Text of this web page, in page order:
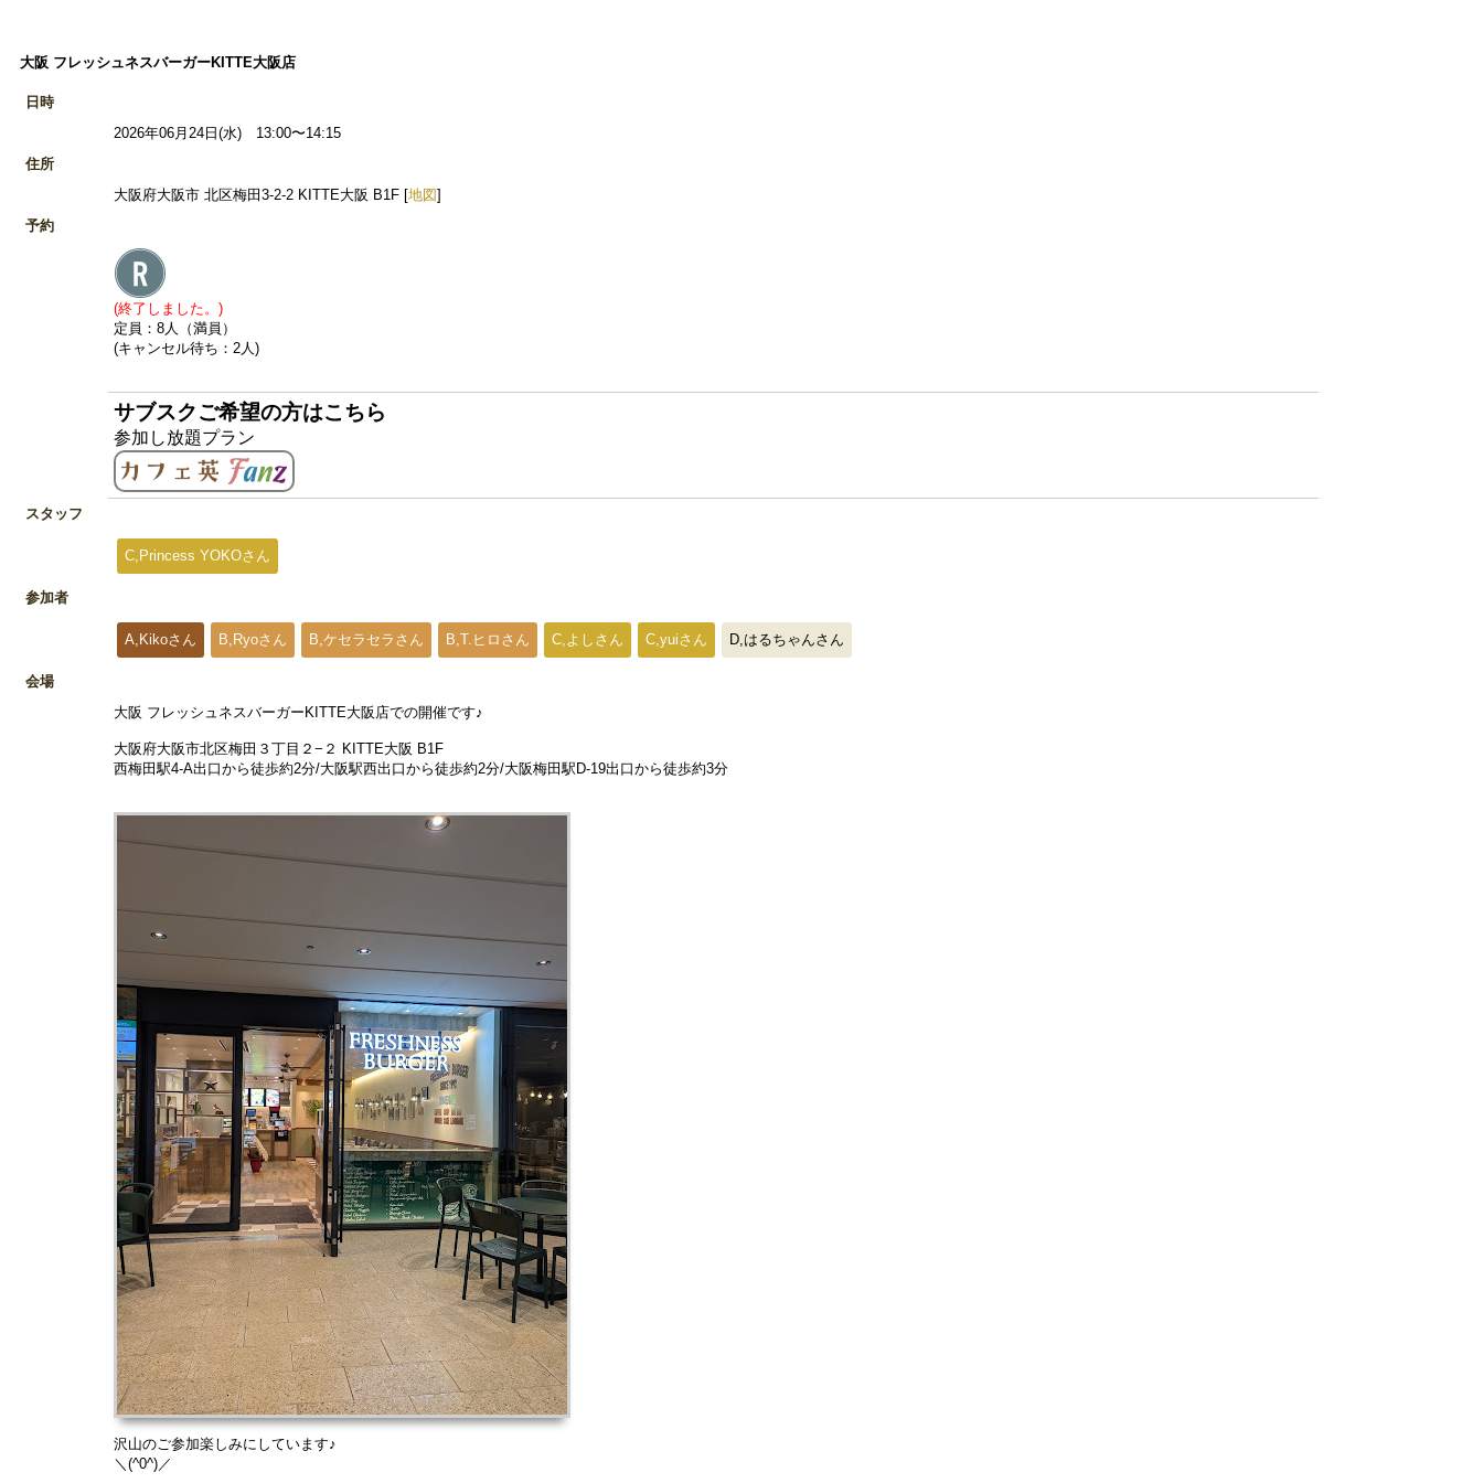
大阪 フレッシュネスバーガーKITTE大阪店
日時
2026年06月24日(水) 13:00〜14:15
住所
大阪府大阪市 北区梅田3-2-2 KITTE大阪 B1F [地図]
予約
(終了しました。)
定員：8人（満員）
(キャンセル待ち：2人)
サブスクご希望の方はこちら
参加し放題プラン
スタッフ
C,Princess YOKOさん
参加者
A,Kikoさん B,Ryoさん B,ケセラセラさん B,T.ヒロさん C,よしさん C,yuiさん D,はるちゃんさん
会場
大阪 フレッシュネスバーガーKITTE大阪店での開催です♪
大阪府大阪市北区梅田３丁目２−２ KITTE大阪 B1F
西梅田駅4-A出口から徒歩約2分/大阪駅西出口から徒歩約2分/大阪梅田駅D-19出口から徒歩約3分
沢山のご参加楽しみにしています♪
＼(^0^)／